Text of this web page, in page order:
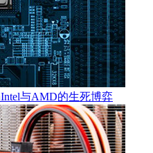
与AMD的生死博弈